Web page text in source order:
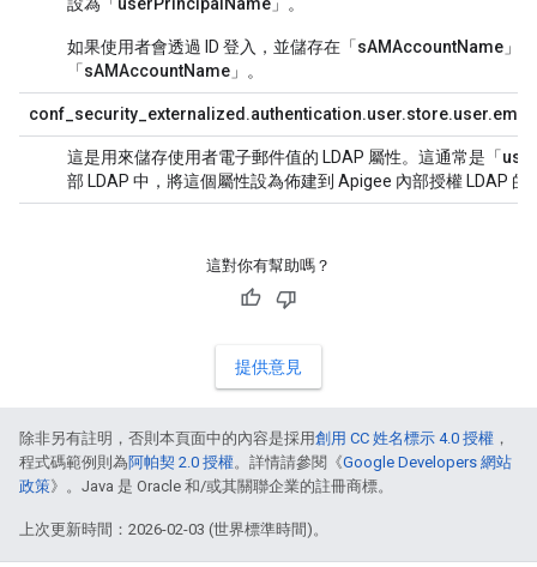
如果使用者會透過 ID 登入，並儲存在「sAMAccountName 」
「sAMAccountName 」。
這是用來儲存使用者電子郵件值的 LDAP 屬性。這通常是「
部 LDAP 中，將這個屬性設為佈建到 Apigee 內部授權 LDAP
這對你有幫助嗎？
提供意見
除非另有註明，否則本頁面中的內容是採用創用 CC 姓名標示 4.0 授權 ，
程式碼範例則為阿帕契 2.0 授權。詳情請參閱《Google Developers 網站
政策》。Java 是 Oracle 和/或其關聯企業的註冊商標。
上次更新時間：2026-02-03 (世界標準時間)。